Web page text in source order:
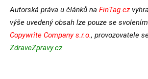
Autorská práva u článků na FinTag.cz
výše uvedený obsah lze pouze se
Copywrite Company s.r.o., provozovatele
ZdraveZpravy.cz.